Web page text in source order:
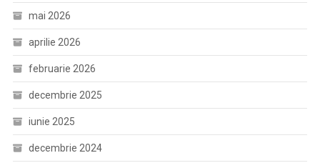
mai 2026
aprilie 2026
februarie 2026
decembrie 2025
iunie 2025
decembrie 2024